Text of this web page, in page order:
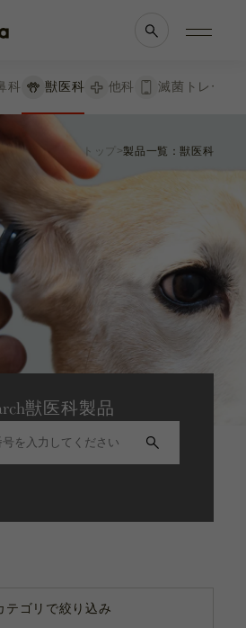
理念・メッセージ
会社概要
医療機関等との
関係の
透明性に
関する指針
よくあるご質問
お問い合わせ
科 獣医科 他科 滅菌トレー
トップ 製品一覧：獣医科
り込み リセット
械
術器具
連器具
圧計
ルテンションリング
用 携帯アダプター
獣医科製品
テゴリで絞り込み